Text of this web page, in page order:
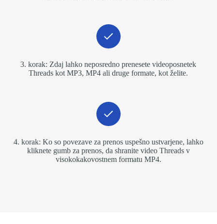
3. korak: Zdaj lahko neposredno prenesete videoposnetek
Threads kot MP3, MP4 ali druge formate, kot želite.
4. korak: Ko so povezave za prenos uspešno ustvarjene, lahko
kliknete gumb za prenos, da shranite video Threads v
visokokakovostnem formatu MP4.